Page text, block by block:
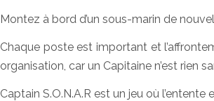
Montez à bord d’un sous-marin de
Chaque poste est important et
organisation, car un Capitaine n’est rien
Captain S.O.N.A.R est un jeu où